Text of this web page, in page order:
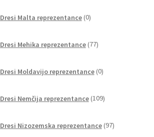
Dresi Malta reprezentance 0izdelkov
Dresi Mehika reprezentance 77izdelkov
Dresi Moldavijo reprezentance 0izdelkov
Dresi Nemčija reprezentance 109izdelkov
Dresi Nizozemska reprezentance 97izdelkov